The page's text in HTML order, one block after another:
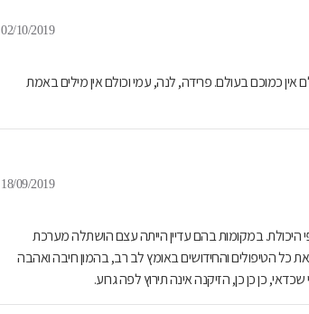
02/10/2019
כמוכם בעולם. פרידה, לנה, עמי וכולם אין מילים באמת
18/09/2019
לפי היכולת. במקומות בהם עדיין הייתה עצם הושתלה מערכת
הטיפולים והחידושים באומץ לב רב, בהמון חיבה ואהבה
כן כן כן, הזיקנה אינה תירוץ לפה גרוע.